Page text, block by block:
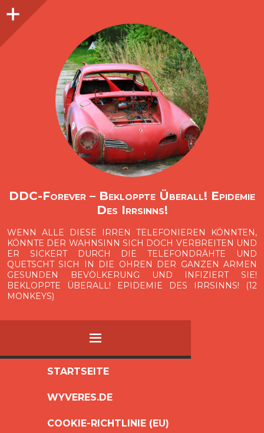
O
p
e
n
i
d
e
b
a
DDC-Forever – Bekloppte Überall! Epidemie
Des Irrsinns!
WENN ALLE DIESE IRREN TELEFONIEREN KÖNNTEN,
KÖNNTE DER WAHNSINN SICH DOCH VERBREITEN UND
ER SICKERT DURCH DIE TELEFONDRÄHTE UND
QUETSCHT SICH IN DIE OHREN DER GANZEN ARMEN
GESUNDEN BEVÖLKERUNG UND INFIZIERT SIE!
BEKLOPPTE ÜBERALL! EPIDEMIE DES IRRSINNS! (12
MONKEYS)
MENÜ
SPRINGEN
STARTSEITE
WYVERES.DE
COOKIE-RICHTLINIE (EU)
Seitenleiste